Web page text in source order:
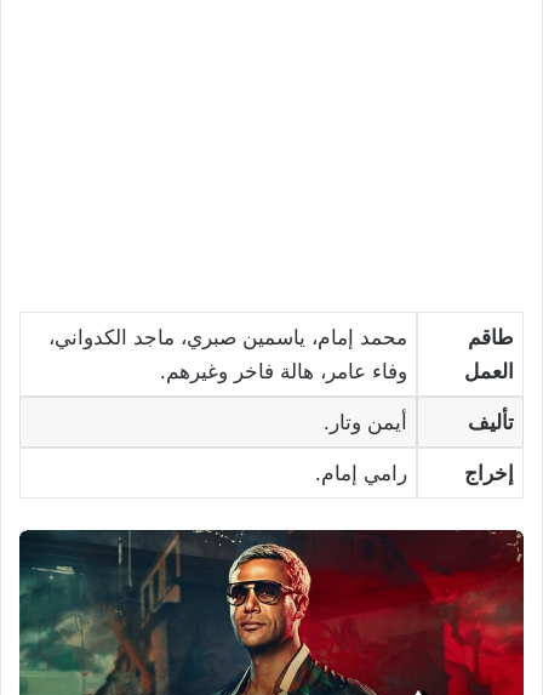
طاقم
العمل
محمد إمام، ياسمين صبري، ماجد الكدواني،
وفاء عامر، هالة فاخر وغيرهم.
تأليف أيمن وتار.
إخراج رامي إمام.